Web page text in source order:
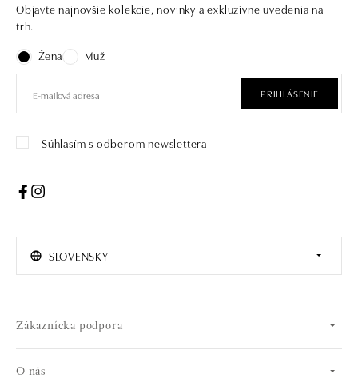
Objavte najnovšie kolekcie, novinky a exkluzívne uvedenia na
trh.
Žena
Muž
PRIHLÁSENIE
Súhlasím s odberom newslettera
SLOVENSKY
Zákaznícka podpora
O nás